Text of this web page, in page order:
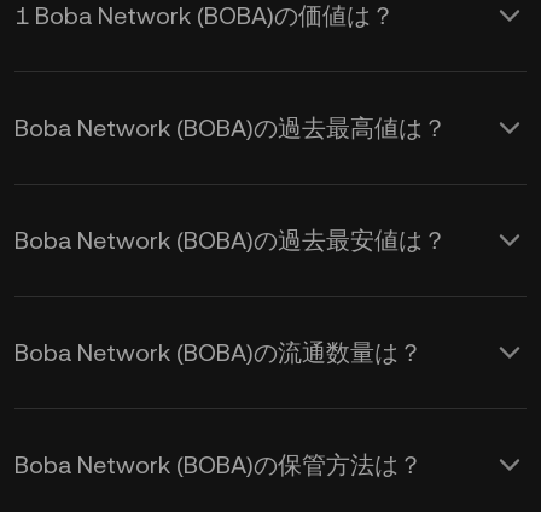
1 Boba Network (BOBA)の価値は？
KuCoinはBoba Network (BOBA)に対し
てリアルタイムでのUSD価格更新を提
けます。 KuCoin計算機を使用して、
Boba Network (BOBA)の過去最高値は？
Boba Network (BOBA)の過去最安値は？
Boba Network (BOBA)の流通数量は？
Boba Network (BOBA)の保管方法は？